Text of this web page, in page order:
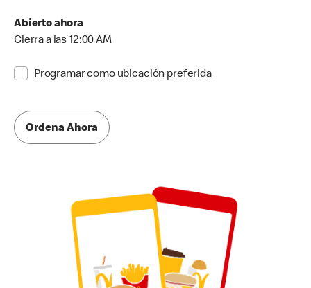
Abierto ahora
Cierra a las 12:00 AM
Programar como ubicación preferida
Ordena Ahora